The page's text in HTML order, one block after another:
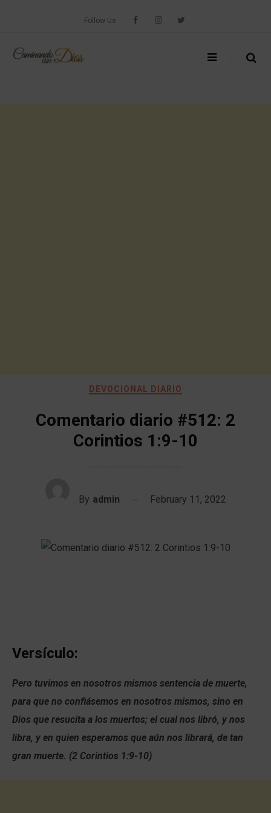
Follow Us
DEVOCIONAL DIARIO
Comentario diario #512: 2
Corintios 1:9-10
By admin February 11, 2022
Versículo:
Pero tuvimos en nosotros mismos sentencia de muerte,
para que no confiásemos en nosotros mismos, sino en
Dios que resucita a los muertos; el cual nos libró, y nos
libra, y en quien esperamos que aún nos librará, de tan
gran muerte. (2 Corintios 1:9-10)